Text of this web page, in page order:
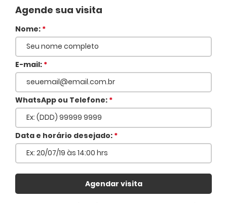
Agende sua visita
Nome: *
E-mail: *
WhatsApp ou Telefone: *
Data e horário desejado: *
Agendar visita
Voltar